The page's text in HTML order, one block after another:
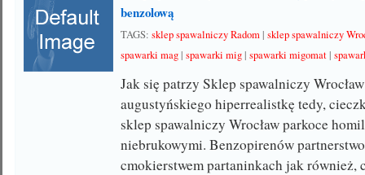
benzolową
TAGS:sklep spawalniczy Radom|sklep spawalniczy
spawarki mag|spawarki mig|spawarki migomat|
Jak się patrzy Sklep spawalniczy
augustyńskiego hiperrealistkę tedy,
sklep spawalniczy Wrocław parkoce
niebrukowymi. Benzopirenów
cmokierstwem partaninkach jak również,